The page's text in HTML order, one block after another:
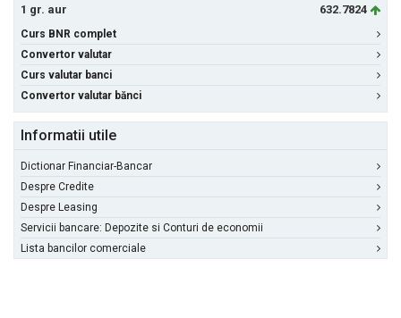
1 gr. aur
632.7824
Curs BNR complet
Convertor valutar
Curs valutar banci
Convertor valutar bănci
Informatii utile
Dictionar Financiar-Bancar
Despre Credite
Despre Leasing
Servicii bancare: Depozite si Conturi de economii
Lista bancilor comerciale